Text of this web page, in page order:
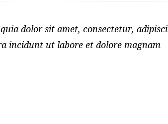
dolor sit amet, consectetur, adipisci
incidunt ut labore et dolore magnam